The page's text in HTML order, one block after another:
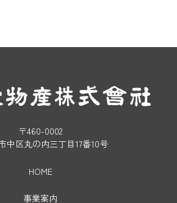
〒460-0002
中区丸の内三丁目17番10号
HOME
事業案内